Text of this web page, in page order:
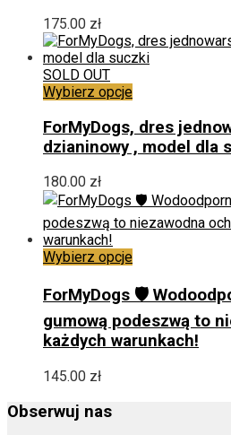
wybrać
na
stronie
produktu
175.00 zł
SOLD OUT
Wybierz opcjeTen
ma
wiele
wariantów.
można
wybrać
na
stronie
produktu
ForMyDogs, dres
dzianinowy , model dla
180.00 zł
Wybierz opcjeTen
ma
wiele
wariantów.
Opcje
ForMyDogs 🛡️
gumową podeszwą to
każdych warunkach!
145.00 zł
Obserwuj nas